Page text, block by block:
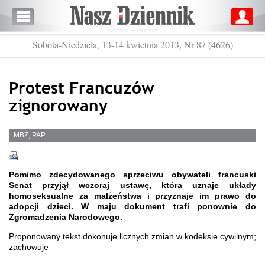
Sobota-Niedziela, 13-14 kwietnia 2013, Nr 87 (4626)
Protest Francuzów
zignorowany
MBZ, PAP
Pomimo zdecydowanego sprzeciwu obywateli francuski
Senat przyjął wczoraj ustawę, która uznaje układy
homoseksualne za małżeństwa i przyznaje im prawo do
adopcji dzieci. W maju dokument trafi ponownie do
Zgromadzenia Narodowego.
Proponowany tekst dokonuje licznych zmian w kodeksie cywilnym;
zachowuje